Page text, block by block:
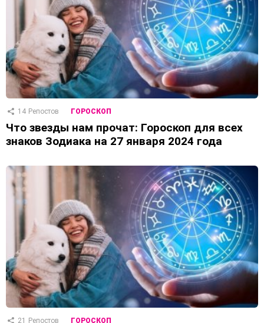
14 Репостов ГОРОСКОП
Что звезды нам прочат: Гороскоп для всех
знаков Зодиака на 27 января 2024 года
21 Репостов ГОРОСКОП